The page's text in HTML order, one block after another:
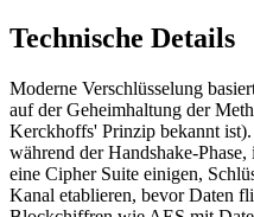
Technische Details
Moderne Verschlüsselung
auf der Geheimhaltung der
Kerckhoffs' Prinzip bekannt
während der Handshake-
eine Cipher Suite einigen,
Kanal etablieren, bevor Daten